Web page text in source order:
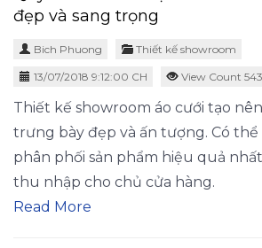
đẹp và sang trọng
Bich Phuong Thiết kế showroom
13/07/2018 9:12:00 CH View Count
Thiết kế showroom áo cưới tạo
trưng bày đẹp và ấn tượng. Có thể
phân phối sản phẩm hiệu quả
thu nhập cho chủ cửa hàng.
Read More